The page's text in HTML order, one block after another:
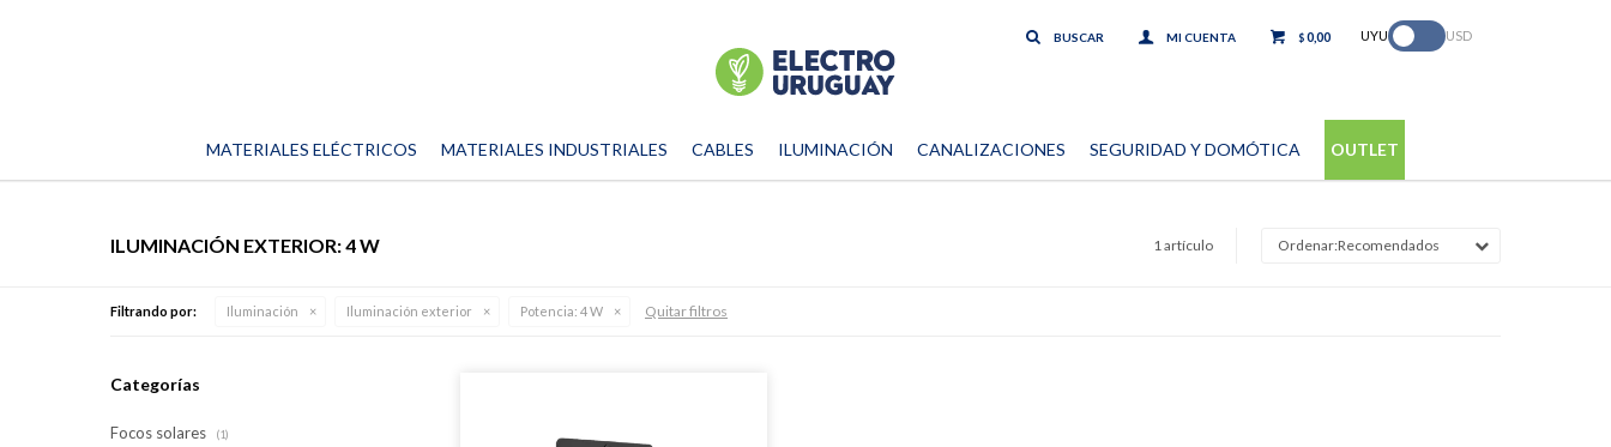
MATERIALES ELÉCTRICOS MATERIALES INDUSTRIALES CABLES ILUMINACIÓN CANALIZACIONES SEGURIDAD Y DOMÓTICA OUTLET
$0,00 UYU USD
1 artículo Recomendados
ILUMINACIÓN EXTERIOR: 4 W
Filtrando por: Iluminación Iluminación exterior Potencia: 4 W Quitar filtros
Categorías
Focos solares (1)